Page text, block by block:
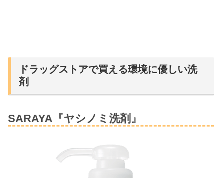
ドラッグストアで買える環境に優しい洗
剤
SARAYA『ヤシノミ洗剤』